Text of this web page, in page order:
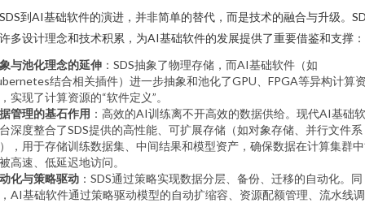
到AI基础软件的演进，并非简单的替代，而是技术的融合与升级。
多设计理念和技术积累，为AI基础软件的发展提供了重要借鉴和支撑：
与池化理念的延伸 ：SDS抽象了物理存储，而AI基础软件（如
结合相关插件）进一步抽象和池化了GPU、FPGA等异构计算
实现了计算资源的“软件定义”。
管理的基石作用 ：高效的AI训练离不开高效的数据供给。现代AI基础
深度整合了SDS提供的高性能、可扩展存储（如对象存储、并行文件系
，用于存储训练数据集、中间结果和模型资产，确保数据在计算集群
高速、低延迟地访问。
化与策略驱动 ：SDS通过策略实现数据分层、备份、迁移的自动化。同
AI基础软件通过策略驱动模型的自动扩缩容、资源配额管理、流水线调